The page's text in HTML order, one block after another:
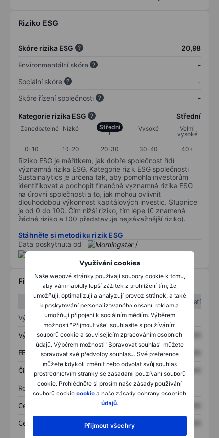
Využívání cookies
Naše webové stránky používají soubory cookie k tomu,
aby vám nabídly lepší zážitek z prohlížení tím, že
umožňují, optimalizují a analyzují provoz stránek, a také
k poskytování personalizovaného obsahu reklam a
umožňují připojení k sociálním médiím. Výběrem
možnosti "Přijmout vše" souhlasíte s používáním
souborů cookie a souvisejícím zpracováním osobních
údajů. Výběrem možnosti "Spravovat souhlas" můžete
spravovat své předvolby souhlasu. Své preference
můžete kdykoli změnit nebo odvolat svůj souhlas
prostřednictvím stránky se zásadami používání souborů
cookie. Prohlédněte si prosím naše zásady používání
souborů cookie cookie a naše zásady ochrany osobních
údajů.
Přijmout všechny
Riziko ESG
Skóre rizika ESG
20,98
Environmentální skóre
-
Sociální skóre
-
Skóre řízení společnosti
-
Kategorie rizika ESG Střední
Zanedbatelné Nízké Střední Vysoké
Velmi
vysoké
0-10
10-20 20-30 30-40 40+
Riziko ESG je měřítkem, jak dobře společnost řídí
významná rizika ESG. Kategorie rizik ESG společnosti
Sustainalytics je určena tak, aby pomohla investorům
identifikovat a pochopit finančně významná rizika ESG
na úrovni společnosti a to, jak mohou ovlivnit
dlouhodobou výkonnost kapitálových investic. Stupnice
je od 0 do 100. Čím nižší riziko, tím lépe (0 znamená
žádné riziko a 100 představuje nejzávažnější riziko).
Stáhněte si metodiku rizik ESG
Data poskytnuta od
/
Finanční informace
1. čtvrtletí
2. čtvrtletí
Výkaz zisku a ztráty
Výnos XXXXXXX XXXXXXX
EBITDA XXXXXXX XXXXXXX
Čistý příjem XXXXXXX XXXXXXX
Rozvaha
Celková aktiva XXXXXXX
Celkový dluh XXXXXXX